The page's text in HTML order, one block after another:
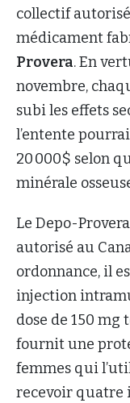
collectif
médicament
Provera. En
novembre,
subi les effets
l’entente
20 000$ selon
minérale
Le Depo-
autorisé au
ordonnance, il
injection
dose de 150 mg
fournit une
femmes qui
recevoir quatre